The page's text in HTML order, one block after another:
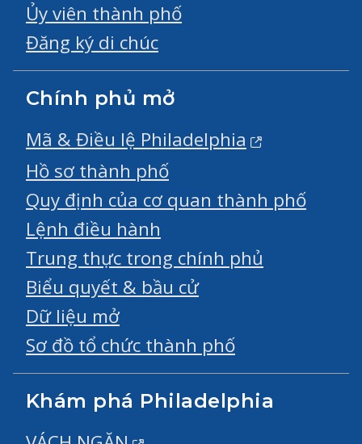
Ủy viên thành phố
Đăng ký di chúc
Chính phủ mở
Mã & Điều lệ Philadelphia
Hồ sơ thành phố
Quy định của cơ quan thành phố
Lệnh điều hành
Trung thực trong chính phủ
Biểu quyết & bầu cử
Dữ liệu mở
Sơ đồ tổ chức thành phố
Khám phá Philadelphia